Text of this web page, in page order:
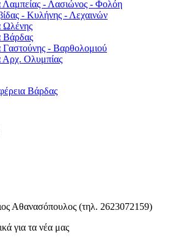
Λαμπείας - Λασιώνος - Φολόη
- Κυλήνης - Λεχαινών
Ωλένης
Βάρδας
Γαστούνης - Βαρθολομιού
Αρχ. Ολυμπίας
Βάρδας
Αθανασόπουλος (τηλ. 2623072159)
για τα νέα μας